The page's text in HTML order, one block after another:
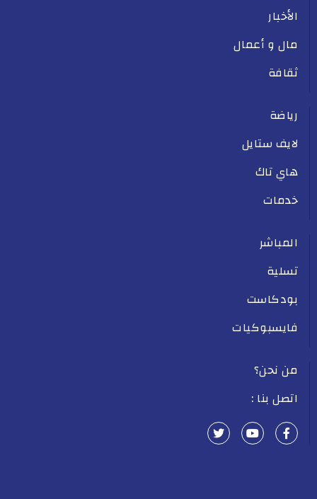
الأخبار
مال و أعمال
ثقافة
رياضة
لايف ستايل
هاي تاك
خدمات
المباشر
تسلية
بودكاست
فايسبوكيات
من نحن؟
اتصل بنا :